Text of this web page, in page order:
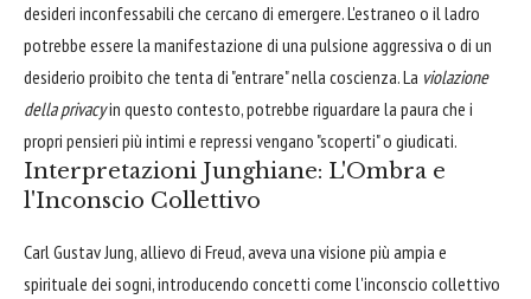
desideri inconfessabili che cercano di emergere. L'estraneo o il ladro
potrebbe essere la manifestazione di una pulsione aggressiva o di un
desiderio proibito che tenta di "entrare" nella coscienza. La violazione
della privacyin questo contesto, potrebbe riguardare la paura che i
propri pensieri più intimi e repressi vengano "scoperti" o giudicati.
Interpretazioni Junghiane: L'Ombra e
l'Inconscio Collettivo
Carl Gustav Jung, allievo di Freud, aveva una visione più ampia e
spirituale dei sogni, introducendo concetti come l'inconscio collettivo